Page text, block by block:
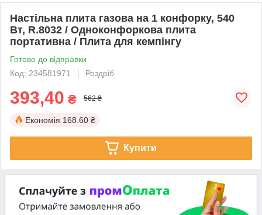
Настільна плита газова на 1 конфорку, 540
Вт, R.8032 / Одноконфоркова плита
портативна / Плита для кемпінгу
Готово до відправки
Код: 234581971
Роздріб
393,40 ₴ 562 ₴
Економія 168.60 ₴
Купити